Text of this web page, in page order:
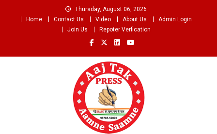
Thursday, August 06, 2026
Home
Contact Us Video About Us
Admin Login
Join Us
Repoter Verfication